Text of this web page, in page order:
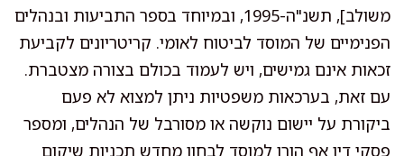
משולב], תשנ"ה-1995, ובמיוחד בספר התביעות ובנהלים
הפנימיים של המוסד לביטוח לאומי. קריטריונים לקביעת
זכאות אינם גמישים, ויש לעמוד בכולם בצורה מצטברת.
עם זאת, בערכאות משפטיות ניתן למצוא לא פעם
ביקורת על יישום נוקשה או מסורבל של הנהלים, ומספר
פסקי דין אף הורו למוסד לבחון מחדש תכניות שיקום